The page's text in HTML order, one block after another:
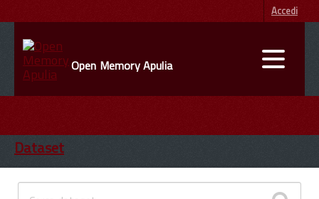
Accedi
Open Memory Apulia
ENTI
INFORMAZIONI
Dataset